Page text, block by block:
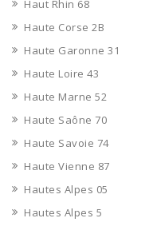
Haut Rhin 68
Haute Corse 2B
Haute Garonne 31
Haute Loire 43
Haute Marne 52
Haute Saône 70
Haute Savoie 74
Haute Vienne 87
Hautes Alpes 05
Hautes Alpes 5